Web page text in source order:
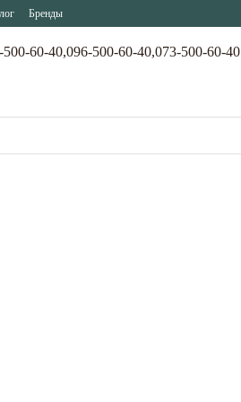
Бренды
500-60-40,096-500-60-40,073-500-60-40